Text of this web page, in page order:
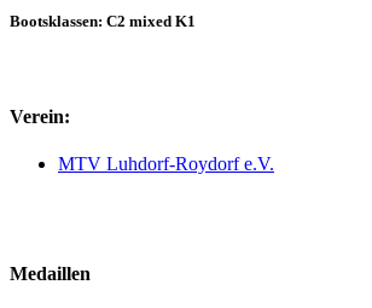
Bootsklassen: C2 mixed K1
Verein:
MTV Luhdorf-Roydorf e.V.
Medaillen